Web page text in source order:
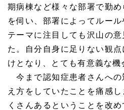
期病棟など様々な部署で勤
を伺い、部署によってルー
テーマに注目しても沢山の
た。自分自身に足りない観
けとなり、とても有意義な機
今まで認知症患者さんへの
え方をしていたことを痛感
くさんあるということを改